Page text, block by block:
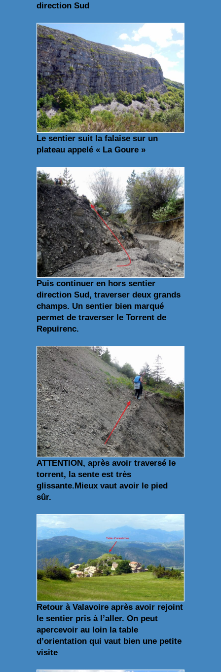
direction Sud
Le sentier suit la falaise sur un
plateau appelé « La Goure »
Puis continuer en hors sentier
direction Sud, traverser deux grands
champs. Un sentier bien marqué
permet de traverser le Torrent de
Repuirenc.
ATTENTION, après avoir traversé le
torrent, la sente est très
glissante.Mieux vaut avoir le pied
sûr.
Retour à Valavoire après avoir rejoint
le sentier pris à l’aller. On peut
apercevoir au loin la table
d’orientation qui vaut bien une petite
visite